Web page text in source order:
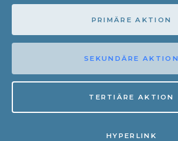
PRIMÄRE AKTION
SEKUNDÄRE AKTION
TERTIÄRE AKTION
HYPERLINK